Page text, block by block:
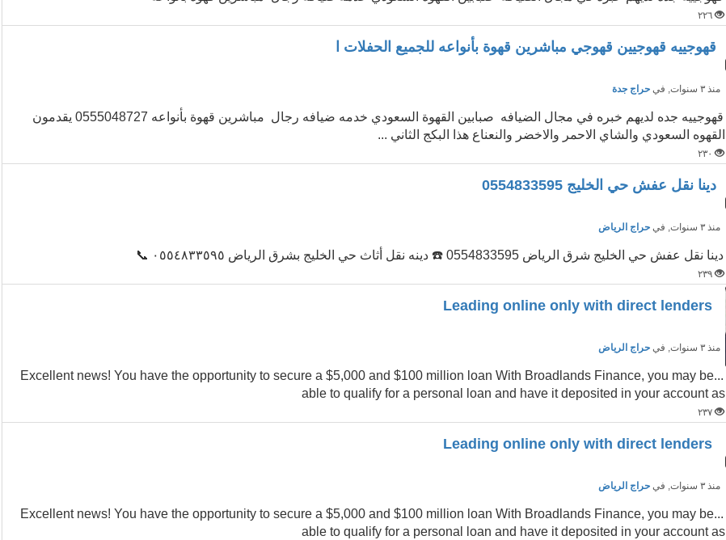
٢٢٦
قهوجييه قهوجيين قهوجي مباشرين قهوة بأنواعه للجميع الحفلات ا
منذ ٣ سنوات , فيحراج جدة
قهوجييه جده لديهم خبره في مجال الضيافه صبابين القهوة السعودي خدمه ضيافه رجال مباشرين قهوة بأنواعه 0555048727 يقدمون
القهوه السعودي والشاي الاحمر والاخضر والنعناع هذا البكج الثاني ...
٢٣٠
دينا نقل عفش حي الخليج 0554833595
منذ ٣ سنوات , فيحراج الرياض
دينا نقل عفش حي الخليج شرق الرياض 0554833595 ☎️ دينه نقل أثاث حي الخليج بشرق الرياض ٠٥٥٤٨٣٣٥٩٥ 📞
٢٣٩
Leading online only with direct lenders
منذ ٣ سنوات , فيحراج الرياض
...Excellent news! You have the opportunity to secure a $5,000 and $100 million loan With Broadlands Finance, you may be
able to qualify for a personal loan and have it deposited in your account as
٢٣٧
Leading online only with direct lenders
منذ ٣ سنوات , فيحراج الرياض
...Excellent news! You have the opportunity to secure a $5,000 and $100 million loan With Broadlands Finance, you may be
able to qualify for a personal loan and have it deposited in your account as